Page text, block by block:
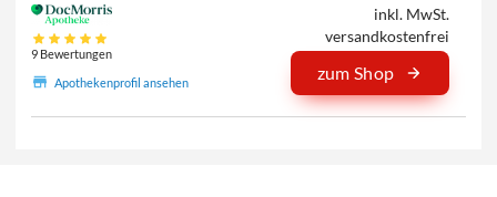
9 Bewertungen
Apothekenprofil ansehen
inkl. MwSt.
versandkostenfrei
zum Shop